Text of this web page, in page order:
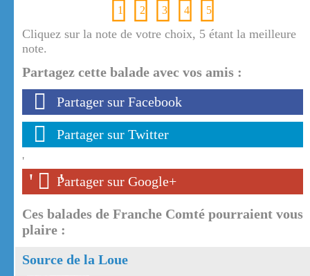
1 2 3 4 5
Cliquez sur la note de votre choix, 5 étant la meilleure
note.
Partagez cette balade avec vos amis :
Partager sur Facebook
Partager sur Twitter
'
' '
Partager sur Google+
Ces balades de Franche Comté pourraient vous
plaire :
Source de la Loue